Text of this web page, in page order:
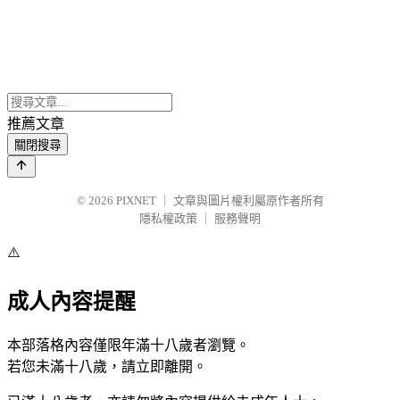
推薦文章
關閉搜尋
© 2026 PIXNET
文章與圖片權利屬原作者所有
隱私權政策
服務聲明
⚠️
成人內容提醒
本部落格內容僅限年滿十八歲者瀏覽。
若您未滿十八歲，請立即離開。